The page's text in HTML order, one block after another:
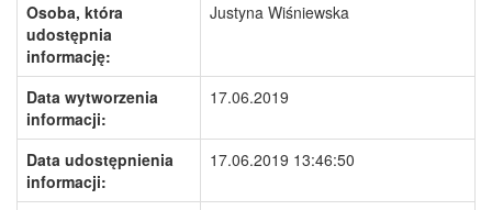
Osoba, która
udostępnia
informację:
Justyna Wiśniewska
Data wytworzenia
informacji:
17.06.2019
Data udostępnienia
informacji:
17.06.2019 13:46:50